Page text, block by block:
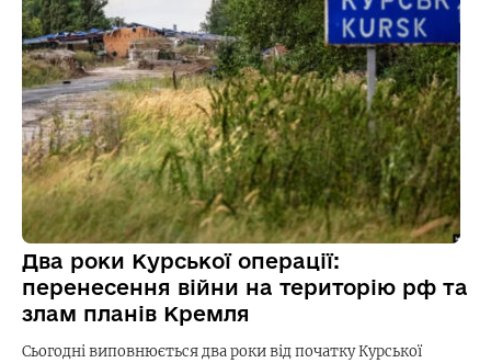
Два роки Курської операції:
перенесення війни на територію рф та
злам планів Кремля
Сьогодні виповнюється два роки від початку Курської